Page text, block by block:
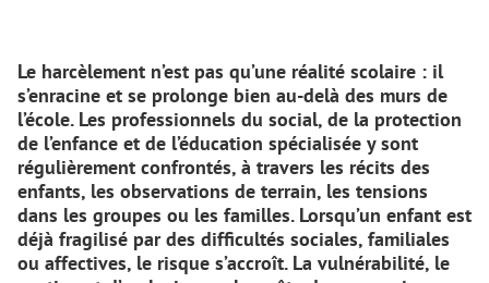
Le harcèlement n’est pas qu’une réalité scolaire : il
s’enracine et se prolonge bien au-delà des murs de
l’école. Les professionnels du social, de la protection
de l’enfance et de l’éducation spécialisée y sont
régulièrement confrontés, à travers les récits des
enfants, les observations de terrain, les tensions
dans les groupes ou les familles. Lorsqu’un enfant est
déjà fragilisé par des difficultés sociales, familiales
ou affectives, le risque s’accroît. La vulnérabilité, le